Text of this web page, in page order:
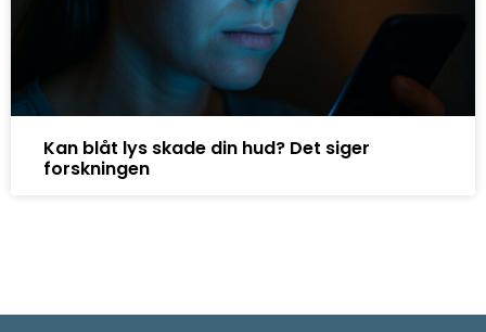
Kan blåt lys skade din hud? Det siger
forskningen